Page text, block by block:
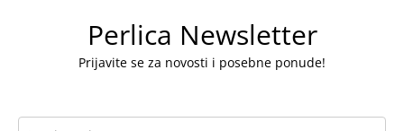
Perlica Newsletter
Prijavite se za novosti i posebne ponude!